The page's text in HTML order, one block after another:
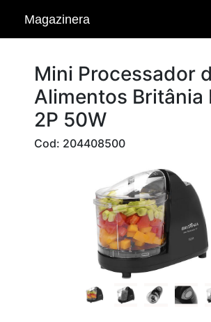
Magazinera
Mini Processador
Alimentos Britânia
2P 50W
Cod: 204408500